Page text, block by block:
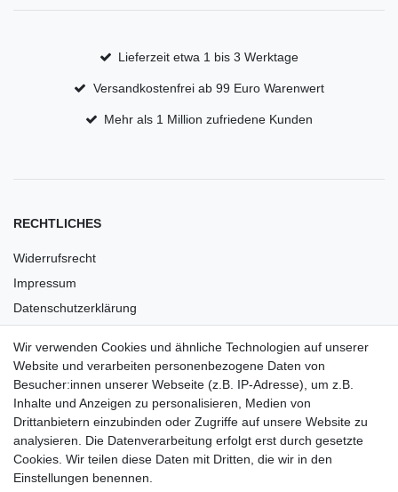
Lieferzeit etwa 1 bis 3 Werktage
Versandkostenfrei ab 99 Euro Warenwert
Mehr als 1 Million zufriedene Kunden
RECHTLICHES
Widerrufsrecht
Impressum
Datenschutzerklärung
Versandkosten
Barrierefreiheit
Anleitungen
Vertrag widerrufen
PARTNER
Wir verwenden Cookies und ähnliche Technologien auf unserer
Website und verarbeiten personenbezogene Daten von
Besucher:innen unserer Webseite (z.B. IP-Adresse), um z.B.
Inhalte und Anzeigen zu personalisieren, Medien von
Drittanbietern einzubinden oder Zugriffe auf unsere Website zu
analysieren. Die Datenverarbeitung erfolgt erst durch gesetzte
Cookies. Wir teilen diese Daten mit Dritten, die wir in den
Einstellungen benennen.